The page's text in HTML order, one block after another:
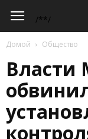
/**/
Actualitati.md
Домой Общество
Власти